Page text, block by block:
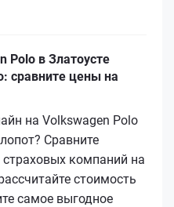
Polo в Златоусте
сравните цены на
на Volkswagen Polo
Сравните
компаний на
стоимость
самое выгодное